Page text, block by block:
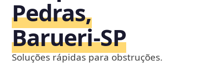
Pedras,
Barueri‑SP
Soluções rápidas para obstruções.